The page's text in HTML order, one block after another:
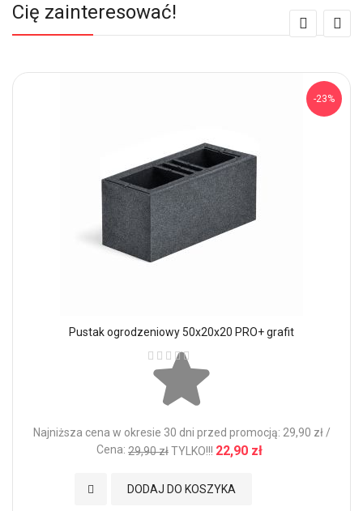
Cię zainteresować!
-23%
Pustak ogrodzeniowy 50x20x20 PRO+ grafit
Ocena:
Najniższa cena w okresie 30 dni przed promocją: 29,90 zł /
Cena: 29,90 złTYLKO!!! 22,90 zł
DODAJ DO KOSZYKA
Dodaj do Ulubionych